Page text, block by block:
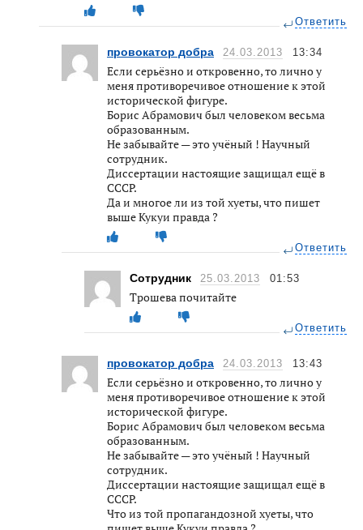
Ответить
провокатор добра 24.03.2013 13:34
Если серьёзно и откровенно, то лично у
меня противоречивое отношение к этой
исторической фигуре.
Борис Абрамович был человеком весьма
образованным.
Не забывайте — это учёный ! Научный
сотрудник.
Диссертации настоящие защищал ещё в
СССР.
Да и многое ли из той хуеты, что пишет
выше Кукуи правда ?
Ответить
Сотрудник 25.03.2013 01:53
Трошева почитайте
Ответить
провокатор добра 24.03.2013 13:43
Если серьёзно и откровенно, то лично у
меня противоречивое отношение к этой
исторической фигуре.
Борис Абрамович был человеком весьма
образованным.
Не забывайте — это учёный ! Научный
сотрудник.
Диссертации настоящие защищал ещё в
СССР.
Что из той пропагандозной хуеты, что